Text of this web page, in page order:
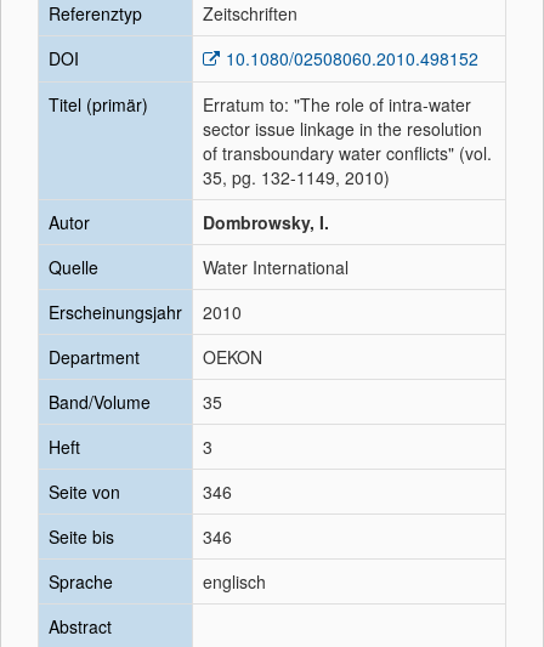
Referenztyp
Zeitschriften
DOI
10.1080/02508060.2010.498152
Titel (primär)
Erratum to: "The role of intra-water
sector issue linkage in the resolution
of transboundary water conflicts" (vol.
35, pg. 132-1149, 2010)
Autor
Dombrowsky, I.
Quelle
Water International
Erscheinungsjahr
2010
Department
OEKON
Band/Volume
35
Heft
3
Seite von
346
Seite bis
346
Sprache
englisch
Abstract